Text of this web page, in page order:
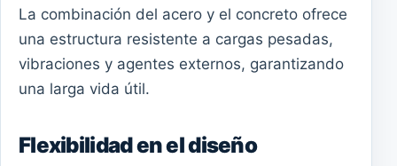
La combinación del acero y el concreto ofrece
una estructura resistente a cargas pesadas,
vibraciones y agentes externos, garantizando
una larga vida útil.
Flexibilidad en el diseño